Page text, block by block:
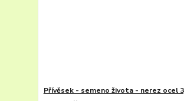
Přívěsek - semeno života - nerez ocel